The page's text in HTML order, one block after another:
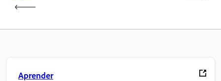
Aprender